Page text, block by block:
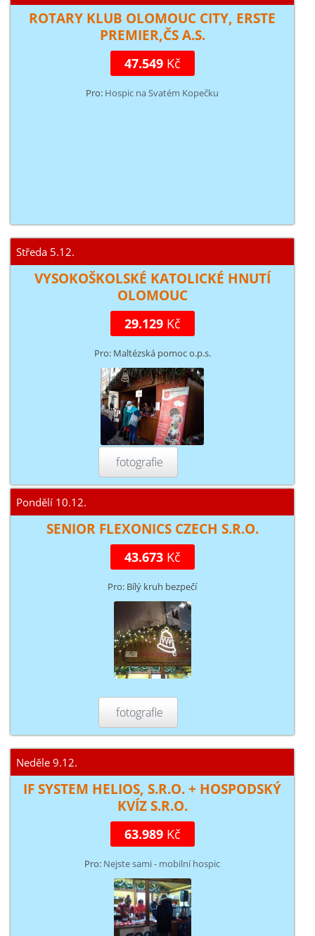
ROTARY KLUB OLOMOUC CITY, ERSTE
PREMIER,ČS A.S.
47.549Kč
Pro: Hospic na Svatém Kopečku
Středa 5.12.
VYSOKOŠKOLSKÉ KATOLICKÉ HNUTÍ
OLOMOUC
29.129Kč
Pro: Maltézská pomoc o.p.s.
fotografie
Pondělí 10.12.
SENIOR FLEXONICS CZECH S.R.O.
43.673Kč
Pro: Bílý kruh bezpečí
fotografie
Neděle 9.12.
IF SYSTEM HELIOS, S.R.O. + HOSPODSKÝ
KVÍZ S.R.O.
63.989Kč
Pro: Nejste sami - mobilní hospic